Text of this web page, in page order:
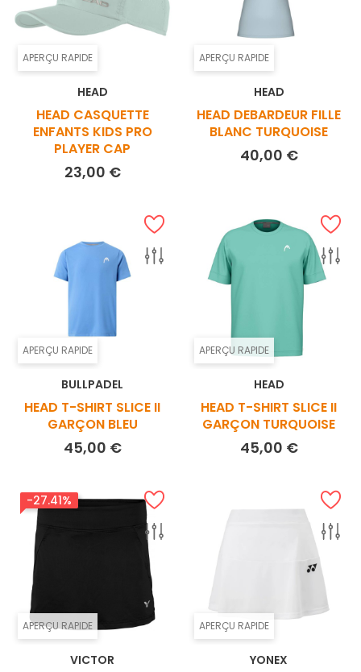
APERÇU RAPIDE
HEAD
HEAD CASQUETTE
ENFANTS KIDS PRO
PLAYER CAP
23,00 €Prix
APERÇU RAPIDE
HEAD
HEAD DEBARDEUR FILLE
BLANC TURQUOISE
40,00 €Prix
APERÇU RAPIDE
BULLPADEL
HEAD T-SHIRT SLICE II
GARÇON BLEU
45,00 €Prix
APERÇU RAPIDE
HEAD
HEAD T-SHIRT SLICE II
GARÇON TURQUOISE
45,00 €Prix
APERÇU RAPIDE
-27.41%
VICTOR
APERÇU RAPIDE
YONEX